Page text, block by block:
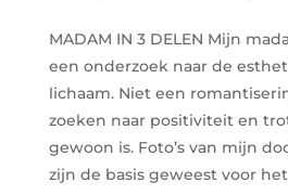
MADAM IN 3 DELEN Mijn
een onderzoek naar de
lichaam. Niet een
zoeken naar positiviteit en
gewoon is. Foto’s van mijn
zijn de basis geweest voor